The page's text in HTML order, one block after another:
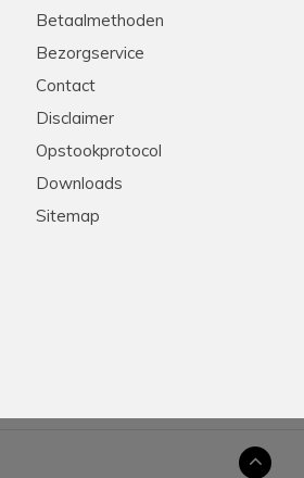
Betaalmethoden
Bezorgservice
Contact
Disclaimer
Opstookprotocol
Downloads
Sitemap